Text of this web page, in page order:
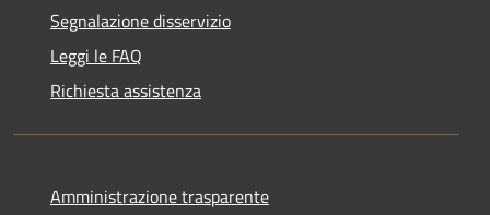
Segnalazione disservizio
Leggi le FAQ
Richiesta assistenza
Amministrazione trasparente